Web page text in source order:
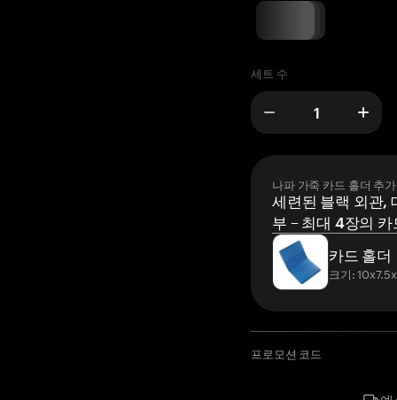
세트 수
나파 가죽 카드 홀더 추가
세련된 블랙 외관,
부 – 최대 4장의
카드 홀더
크기:
프로모션 코드